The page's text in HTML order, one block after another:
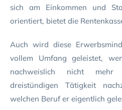
sich am Einkommen und
orientiert, bietet die
Auch wird diese
vollem Umfang geleistet,
nachweislich nicht
dreistündigen Tätigkeit
welchen Beruf er eigentlich